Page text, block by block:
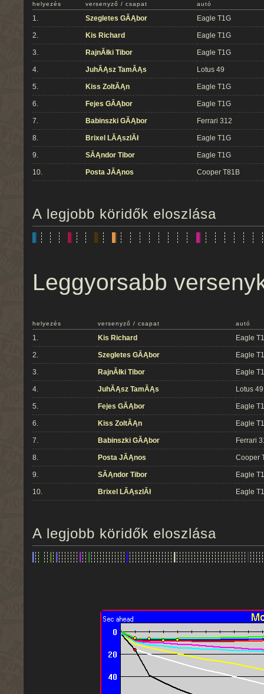
helyezés versenyző / csapat autó
1. Szegletes GĂĄbor Eagle T1G
2. Kis Richard Eagle T1G
3. RajnĂłki Tibor Eagle T1G
4. JuhĂĄsz TamĂĄs Lotus 49
5. Kiss ZoltĂĄn Eagle T1G
6. Fejes GĂĄbor Eagle T1G
7. Babinszki GĂĄbor Ferrari 312
8. Brixel LĂĄszlĂł Eagle T1G
9. SĂĄndor Tibor Eagle T1G
10. Posta JĂĄnos Cooper T81B
A legjobb köridők eloszlása
Leggyorsabb
helyezés versenyző / csapat autó
1. Kis Richard Eagle
2. Szegletes GĂĄbor Eagle
3. RajnĂłki Tibor Eagle
4. JuhĂĄsz TamĂĄs Lotus 49
5. Fejes GĂĄbor Eagle
6. Kiss ZoltĂĄn Eagle
7. Babinszki GĂĄbor Ferrari
8. Posta JĂĄnos Cooper
9. SĂĄndor Tibor Eagle
10. Brixel LĂĄszlĂł Eagle
A legjobb köridők eloszlása